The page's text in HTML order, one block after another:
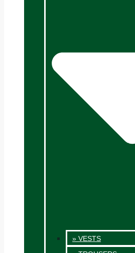
» VESTS